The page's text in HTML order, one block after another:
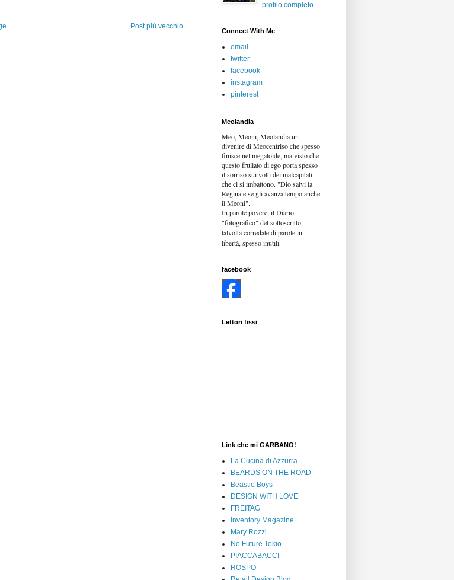
Post più vecchio
profilo completo
Connect With Me
email
twitter
facebook
instagram
pinterest
Meolandia
Meo, Meoni, Meolandia un
divenire di Meocentriso che spesso
finisce nel megaloide, ma visto che
questo frullato di ego porta spesso
il sorriso sui volti dei malcapitati
che ci si imbattono. "Dio salvi la
Regina e se gli avanza tempo anche
il Meoni".
In parole povere, il Diario
"fotografico" del sottoscritto,
talvolta corredate di parole in
libertà, spesso inutili.
facebook
Lettori fissi
Link che mi GARBANO!
La Cucina di Azzurra
BEARDS ON THE ROAD
Beastie Boys
DESIGN WITH LOVE
FREITAG
Inventory Magazine.
Mary Rozzi
No Future Tokio
PIACCABACCI
ROSPO